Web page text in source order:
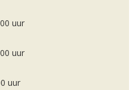
uur
uur
uur